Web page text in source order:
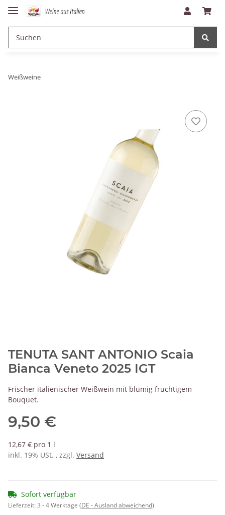
Weißweine
TENUTA SANT ANTONIO Scaia
Bianca Veneto 2025 IGT
Frischer italienischer Weißwein mit blumig fruchtigem
Bouquet.
9,50 €
12,67 € pro 1 l
inkl. 19% USt. , zzgl. Versand
Sofort verfügbar
Lieferzeit:3 - 4 Werktage (DE - Ausland abweichend)